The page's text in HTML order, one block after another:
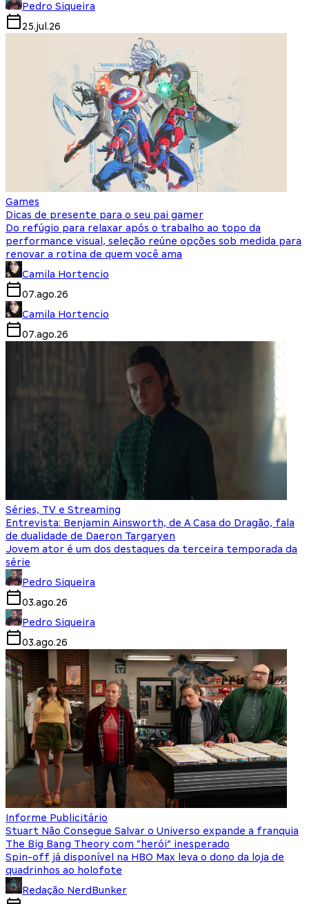
Pedro Siqueira
25.jul.26
Games
Dicas de presente para o seu pai gamer
Do refúgio para relaxar após o trabalho ao topo da
performance visual, seleção reúne opções sob medida para
renovar a rotina de quem você ama
Camila Hortencio
07.ago.26
Camila Hortencio
07.ago.26
Séries, TV e Streaming
Entrevista: Benjamin Ainsworth, de A Casa do Dragão, fala
de dualidade de Daeron Targaryen
Jovem ator é um dos destaques da terceira temporada da
série
Pedro Siqueira
03.ago.26
Pedro Siqueira
03.ago.26
Informe Publicitário
Stuart Não Consegue Salvar o Universo expande a franquia
The Big Bang Theory com “herói” inesperado
Spin-off já disponível na HBO Max leva o dono da loja de
quadrinhos ao holofote
Redação NerdBunker